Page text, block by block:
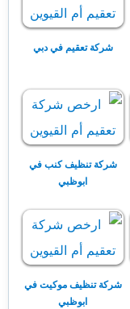
شركة تعقيم في دبي
شركة تنظيف كنب في
ابوظبي
شركة تنظيف موكيت في
ابوظبي